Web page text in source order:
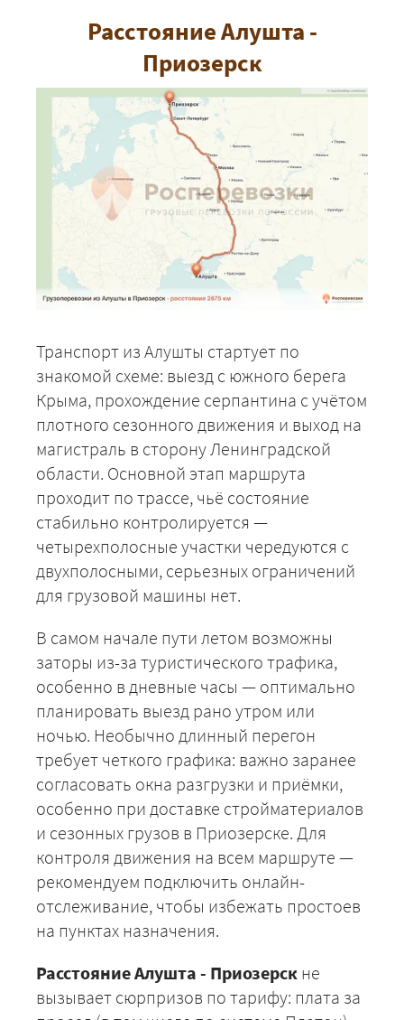
Расстояние Алушта -
Приозерск
Транспорт из Алушты стартует по
знакомой схеме: выезд с южного берега
Крыма, прохождение серпантина с учётом
плотного сезонного движения и выход на
магистраль в сторону Ленинградской
области. Основной этап маршрута
проходит по трассе, чьё состояние
стабильно контролируется —
четырехполосные участки чередуются с
двухполосными, серьезных ограничений
для грузовой машины нет.
В самом начале пути летом возможны
заторы из-за туристического трафика,
особенно в дневные часы — оптимально
планировать выезд рано утром или
ночью. Необычно длинный перегон
требует четкого графика: важно заранее
согласовать окна разгрузки и приёмки,
особенно при доставке стройматериалов
и сезонных грузов в Приозерске. Для
контроля движения на всем маршруте —
рекомендуем подключить онлайн-
отслеживание, чтобы избежать простоев
на пунктах назначения.
Расстояние Алушта - Приозерск не
вызывает сюрпризов по тарифу: плата за